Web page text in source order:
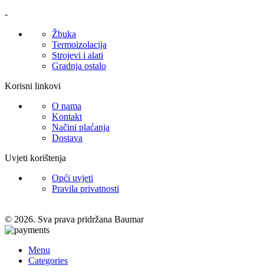
-
Žbuka
Termoizolacija
Strojevi i alati
Gradnja ostalo
Korisni linkovi
O nama
Kontakt
Načini plaćanja
Dostava
Uvjeti korištenja
Opći uvjeti
Pravila privatnosti
© 2026. Sva prava pridržana Baumar
Menu
Categories